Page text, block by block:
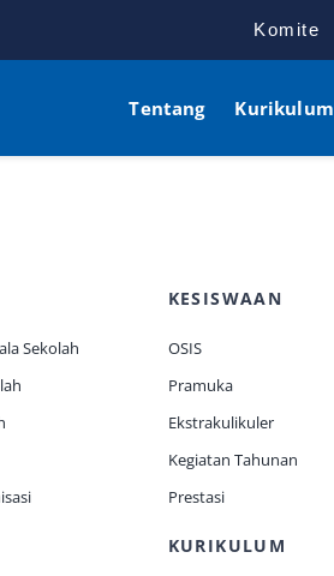
Komite
Tentang Kurikulum
Sekolah
KESISWAAN
OSIS
Pramuka
Ekstrakulikuler
Kegiatan Tahunan
Prestasi
KURIKULUM